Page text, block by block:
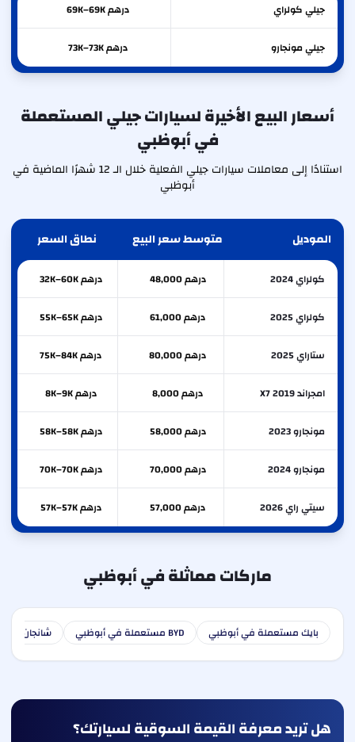
جيلي كولراي درهم 69K–69K
جيليمونجارو درهم 73K–73K
أسعار البيع الأخيرة لسيارات جيلي المستعملة
في أبوظبي
استنادًا إلى معاملات سيارات جيلي الفعلية خلال الـ 12 شهرًا الماضية في
أبوظبي
الموديل متوسط سعر البيع نطاق السعر
كولراي 2024 درهم 48,000 درهم 32K–60K
كولراي 2025 درهم 61,000 درهم 55K–65K
ستاراي 2025 درهم 80,000 درهم 75K–84K
امجراند X7 2019 درهم 8,000 درهم 8K–9K
مونجارو 2023 درهم 58,000 درهم 58K–58K
مونجارو 2024 درهم 70,000 درهم 70K–70K
سيتي راي 2026 درهم 57,000 درهم 57K–57K
ماركات مماثلة في أبوظبي
بايك مستعملة في أبوظبي BYD مستعملة في أبوظبي شانجان
هل تريد معرفة القيمة السوقية لسيارتك؟